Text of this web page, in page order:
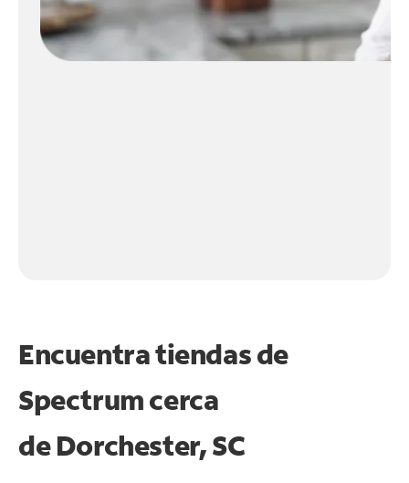
Encuentra tiendas de
Spectrum cerca
deDorchester, SC